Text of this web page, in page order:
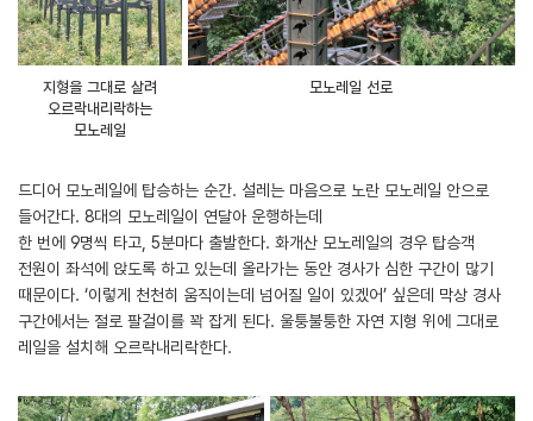
지형을 그대로 살려
오르락내리락하는
모노레일
모노레일 선로
드디어 모노레일에 탑승하는 순간. 설레는 마음으로 노란 모노레일 안으로
들어간다. 8대의 모노레일이 연달아 운행하는데
한 번에 9명씩 타고, 5분마다 출발한다. 화개산 모노레일의 경우 탑승객
전원이 좌석에 앉도록 하고 있는데 올라가는 동안 경사가 심한 구간이 많기
때문이다. ‘이렇게 천천히 움직이는데 넘어질 일이 있겠어’ 싶은데 막상 경사
구간에서는 절로 팔걸이를 꽉 잡게 된다. 울퉁불퉁한 자연 지형 위에 그대로
레일을 설치해 오르락내리락한다.